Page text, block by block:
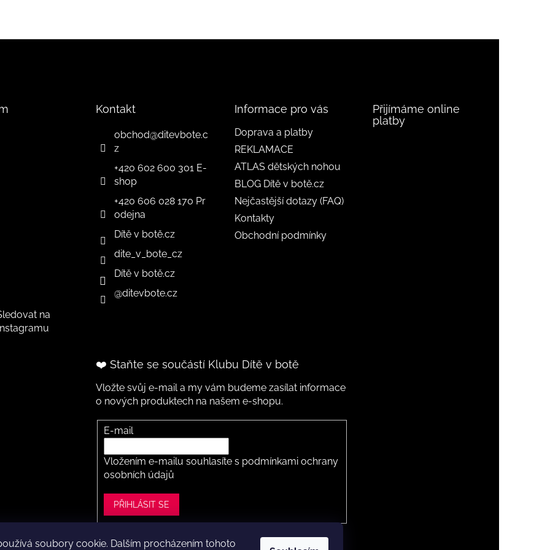
soubory cookie. Dalším procházením tohoto
na
Instagramu
Kontakt
obchod@ditevbote.c
z
+420 602 600 301 E-
shop
+420 606 028 170 Pr
odejna
Dítě v botě.cz
dite_v_bote_cz
Dítě v botě.cz
@ditevbote.cz
Informace pro vás
Doprava a platby
REKLAMACE
ATLAS dětských nohou
BLOG Dítě v botě.cz
Nejčastější dotazy (FAQ)
Kontakty
Obchodní podmínky
Přijímáme online
platby
❤️ Staňte se součástí Klubu Dítě v botě
Vložte svůj e-mail a my vám budeme zasílat informace
o nových produktech na našem e-shopu.
E-mail
Vložením e-mailu souhlasíte s podmínkami ochrany
osobních údajů
PŘIHLÁSIT SE